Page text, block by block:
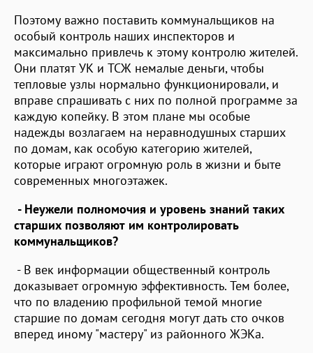
Поэтому важно поставить коммунальщиков на
особый контроль наших инспекторов и
максимально привлечь к этому контролю жителей.
Они платят УК и ТСЖ немалые деньги, чтобы
тепловые узлы нормально функционировали, и
вправе спрашивать с них по полной программе за
каждую копейку. В этом плане мы особые
надежды возлагаем на неравнодушных старших
по домам, как особую категорию жителей,
которые играют огромную роль в жизни и быте
современных многоэтажек.
- Неужели полномочия и уровень знаний таких
старших позволяют им контролировать
коммунальщиков?
- В век информации общественный контроль
доказывает огромную эффективность. Тем более,
что по владению профильной темой многие
старшие по домам сегодня могут дать сто очков
вперед иному "мастеру" из районного ЖЭКа.